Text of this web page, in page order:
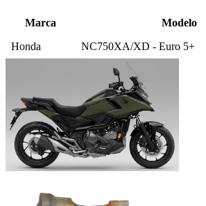
Marca Modelo
Honda
NC750XA/XD - Euro 5+